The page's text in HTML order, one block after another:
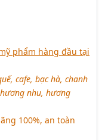
phẩm hàng đầu tại
cafe, bạc hà, chanh
nhu, hương
100%, an toàn